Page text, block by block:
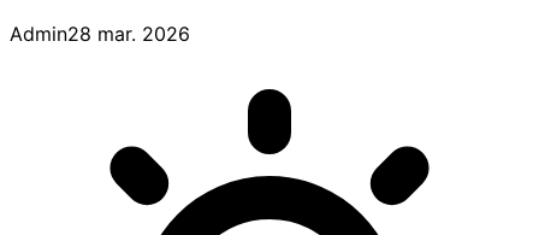
Admin28 mar. 2026